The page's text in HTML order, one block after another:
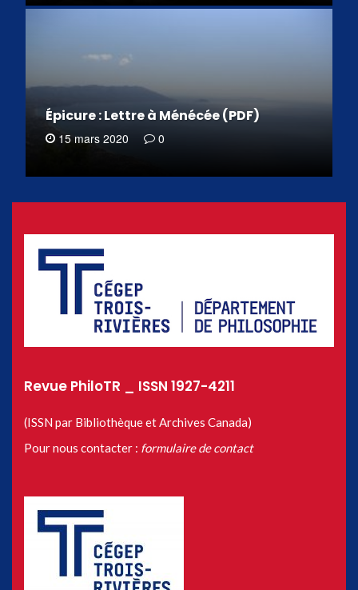
Épicure : Lettre à Ménécée (PDF)
15 mars 2020 0
Revue PhiloTR _ ISSN 1927-4211
(ISSN par Bibliothèque et Archives Canada)
Pour nous contacter : formulaire de contact